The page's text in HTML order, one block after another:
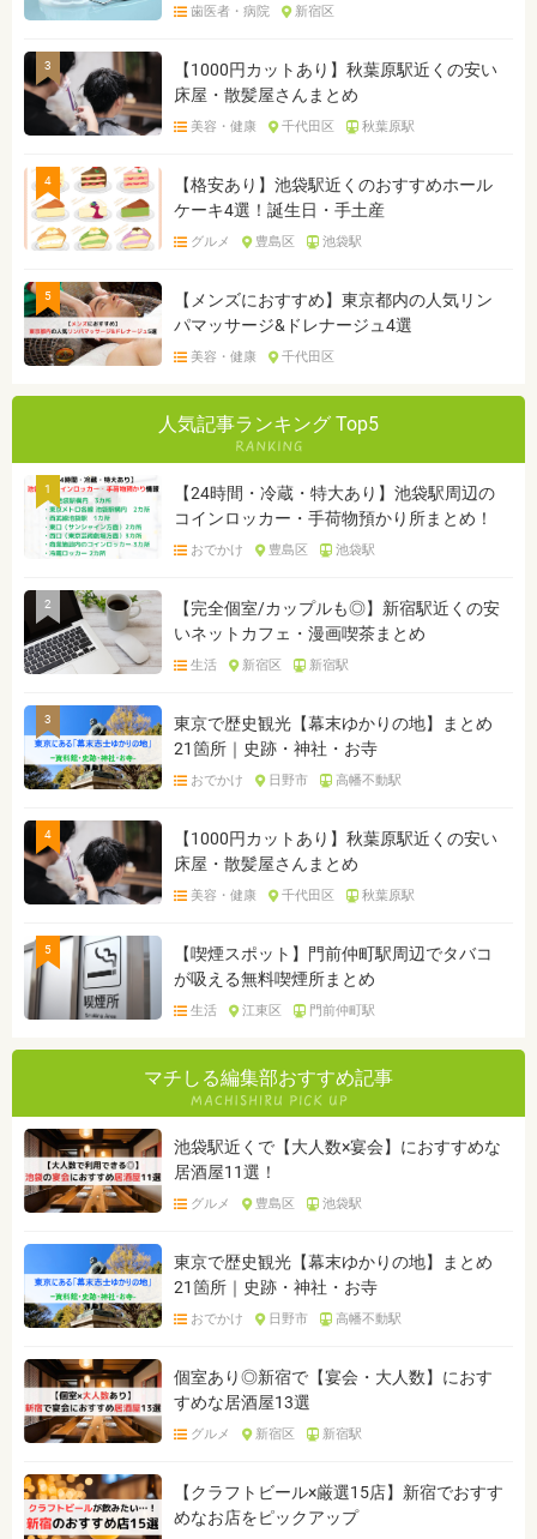
歯医者・病院 新宿区
3
【1000円カットあり】秋葉原駅近くの安い
床屋・散髪屋さんまとめ
美容・健康 千代田区 秋葉原駅
4
【格安あり】池袋駅近くのおすすめホール
ケーキ4選！誕生日・手土産
グルメ 豊島区 池袋駅
5
【メンズにおすすめ】東京都内の人気リン
パマッサージ&ドレナージュ4選
美容・健康 千代田区
人気記事ランキング Top5
1
【24時間・冷蔵・特大あり】池袋駅周辺の
コインロッカー・手荷物預かり所まとめ！
おでかけ 豊島区 池袋駅
2
【完全個室/カップルも◎】新宿駅近くの安
いネットカフェ・漫画喫茶まとめ
生活 新宿区 新宿駅
3
東京で歴史観光【幕末ゆかりの地】まとめ
21箇所｜史跡・神社・お寺
おでかけ 日野市 高幡不動駅
4
【1000円カットあり】秋葉原駅近くの安い
床屋・散髪屋さんまとめ
美容・健康 千代田区 秋葉原駅
5
【喫煙スポット】門前仲町駅周辺でタバコ
が吸える無料喫煙所まとめ
生活 江東区 門前仲町駅
マチしる編集部おすすめ記事
池袋駅近くで【大人数×宴会】におすすめな
居酒屋11選！
グルメ 豊島区 池袋駅
東京で歴史観光【幕末ゆかりの地】まとめ
21箇所｜史跡・神社・お寺
おでかけ 日野市 高幡不動駅
個室あり◎新宿で【宴会・大人数】におす
すめな居酒屋13選
グルメ 新宿区 新宿駅
【クラフトビール×厳選15店】新宿でおすす
めなお店をピックアップ